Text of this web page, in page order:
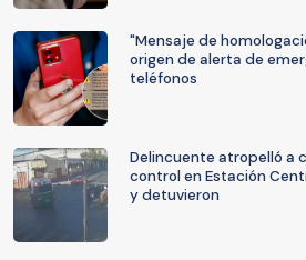
"Mensaje de
origen de alerta de
teléfonos
Delincuente atropelló a
control en Estación
y detuvieron